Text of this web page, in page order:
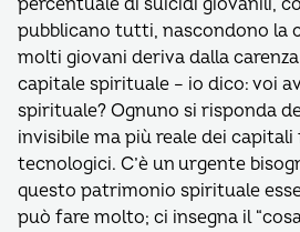
percentuale di suicidi giovanili,
pubblicano tutti, nascondono la
molti giovani deriva dalla
capitale spirituale – io dico: voi
spirituale? Ognuno si risponda
invisibile ma più reale dei capitali
tecnologici. C’è un urgente
questo patrimonio spirituale
può fare molto; ci insegna il